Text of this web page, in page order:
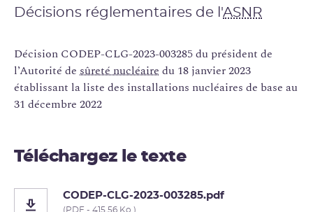
Décisions réglementaires de l'ASNR
Décision CODEP-CLG-2023-003285 du président de
l’Autorité de sûreté nucléaire du 18 janvier 2023
établissant la liste des installations nucléaires de base au
31 décembre 2022
Téléchargez le texte
CODEP-CLG-2023-003285.pdf
(PDF - 415.56 Ko )